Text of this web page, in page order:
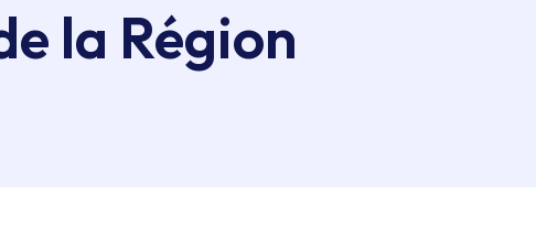
la Région
presse-papier